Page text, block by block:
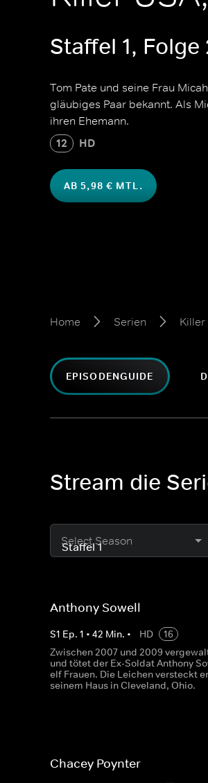
Staffel 1, Folge
Tom Pate und seine Frau
gläubiges Paar bekannt. Als
ihren Ehemann.
12 HD
AB 5,98 € MTL.
Home Serien Killer
EPISODENGUIDE
Stream die
Select Season
Anthony Sowell
S1 Ep. 1 • 42 Min. • HD
16
Zwischen 2007 und 2009
und tötet der Ex-Soldat Anthony
elf Frauen. Die Leichen versteckt
seinem Haus in Cleveland, Ohio.
Chacey Poynter